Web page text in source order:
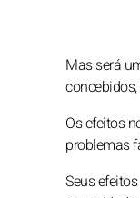
Mas será
Os efeitos
problemas
Seus